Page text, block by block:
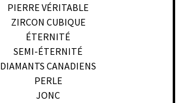
PIERRE VÉRITABLE
ZIRCON CUBIQUE
ÉTERNITÉ
SEMI-ÉTERNITÉ
DIAMANTS CANADIENS
PERLE
JONC